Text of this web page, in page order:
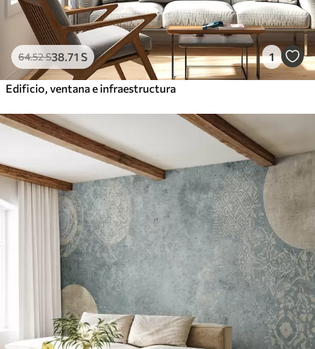
64.52S38 .71 S 1
Edificio, ventana e infraestructura